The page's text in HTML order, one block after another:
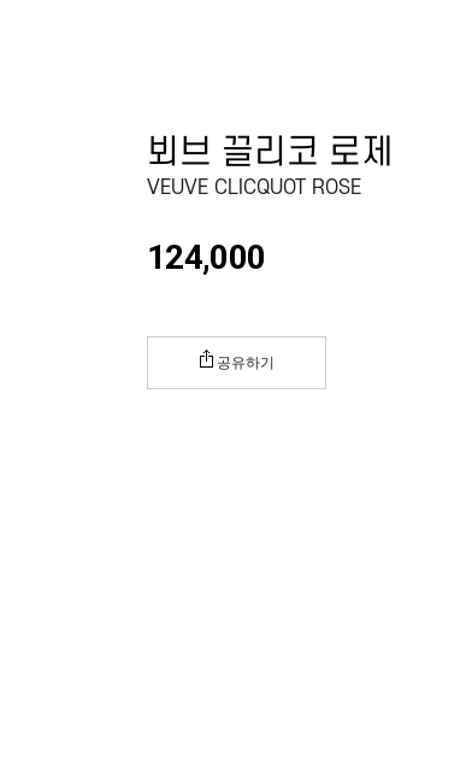
뵈브 끌리코 로제
VEUVE CLICQUOT ROSE
124,000
공유하기